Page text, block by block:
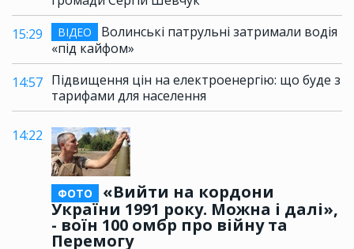
15:29
ВІДЕО
Волинські патрульні затримали водія
«під кайфом»
14:57 Підвищення цін на електроенергію: що буде з
тарифами для населення
14:22
ФОТО
«Вийти на кордони
України 1991 року. Можна і далі»,
- воїн 100 омбр про війну та
Перемогу